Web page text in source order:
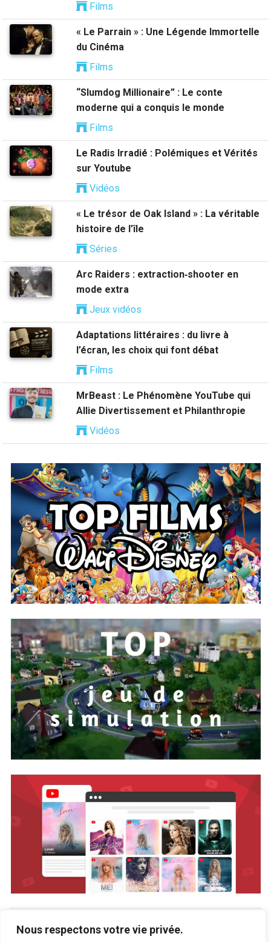
Nous respectons votre vie privée.
Films
« Le Parrain » : Une Légende Immortelle
du Cinéma
Films
“Slumdog Millionaire” : Le conte
moderne qui a conquis le monde
Films
Le Radis Irradié : Polémiques et Vérités
sur Youtube
Vidéos
« Le trésor de Oak Island » : La véritable
histoire de l’île
Séries
Arc Raiders : extraction‑shooter en
mode extra
Jeux vidéos
Adaptations littéraires : du livre à
l’écran, les choix qui font débat
Films
MrBeast : Le Phénomène YouTube qui
Allie Divertissement et Philanthropie
Vidéos